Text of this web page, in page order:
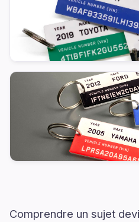
Comprendre un sujet